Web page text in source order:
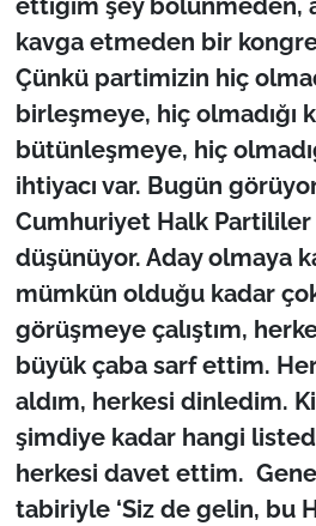
ettiğim şey bölünmeden,
kavga etmeden bir
Çünkü partimizin hiç
birleşmeye, hiç olmadığı
bütünleşmeye, hiç
ihtiyacı var. Bugün
Cumhuriyet Halk
düşünüyor. Aday olmaya
mümkün olduğu kadar
görüşmeye çalıştım,
büyük çaba sarf ettim.
aldım, herkesi dinledim.
şimdiye kadar hangi
herkesi davet ettim. Genel
tabiriyle ‘Siz de gelin, bu